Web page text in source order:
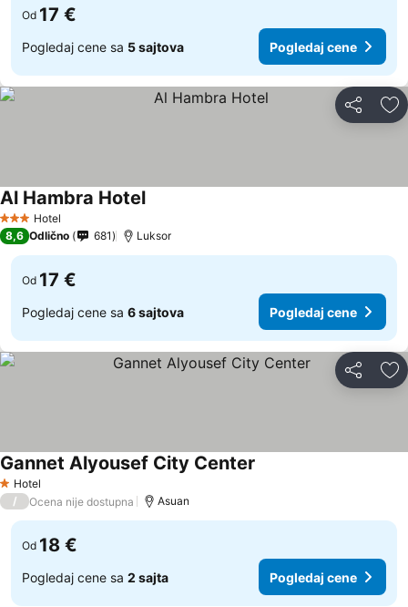
Od 17 €
Pogledaj cene sa 5 sajtova Pogledaj cene
Deli
3 Zvezdice
Hotel
Al Hambra HotelPogledaj cene
8,6 Odlično 681 Luksor
Od 17 €
Pogledaj cene sa 6 sajtova Pogledaj cene
Deli
1 Zvezdice
Hotel
Gannet Alyousef City Center
/ Ocena nije dostupna Asuan
Od 18 €
Pogledaj cene sa 2 sajta Pogledaj cene